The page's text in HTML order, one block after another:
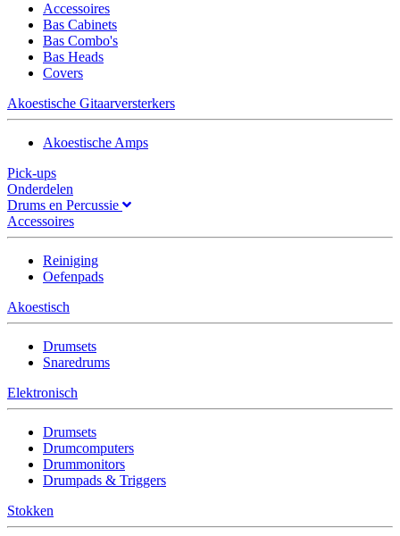
Accessoires
Bas Cabinets
Bas Combo's
Bas Heads
Covers
Akoestische Gitaarversterkers
Akoestische Amps
Pick-ups
Onderdelen
Drums en Percussie
Accessoires
Reiniging
Oefenpads
Akoestisch
Drumsets
Snaredrums
Elektronisch
Drumsets
Drumcomputers
Drummonitors
Drumpads & Triggers
Stokken